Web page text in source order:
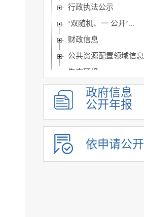
行政执法公示
‘双随机、一 公开’...
财政信息
公共资源配置领域信息
生态环境
公共监管信息
建议提案办理
主动公开基本目录
政府开放日
政府信息
公开年报
依申请公开